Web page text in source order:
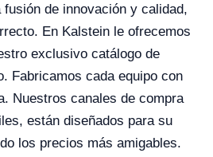
de innovación y calidad,
En Kalstein le ofrecemos
exclusivo catálogo de
Fabricamos cada equipo con
Nuestros canales de compra
están diseñados para su
los precios más amigables.